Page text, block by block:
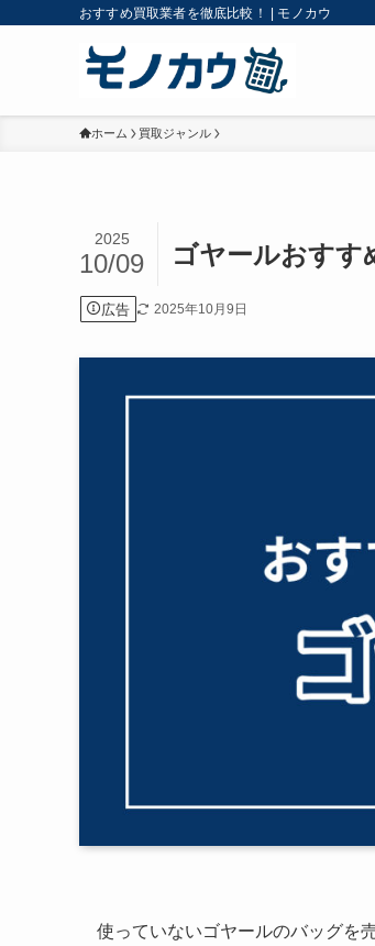
おすすめ買取業者を徹底比較！ | モノカウ
ホーム 買取ジャンル
ゴヤールおすす
2025
10/09
広告 2025年10月9日
使っていないゴヤールのバッグを